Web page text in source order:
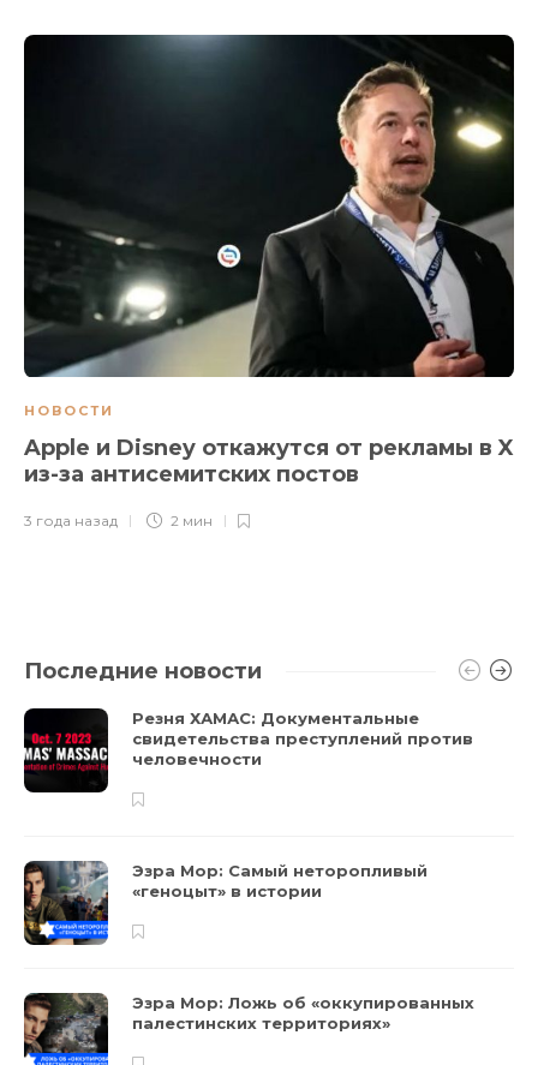
НОВОСТИ
Apple и Disney откажутся от рекламы в X
из-за антисемитских постов
3 года назад 2 мин
Последние новости
Резня ХАМАС: Документальные
свидетельства преступлений против
человечности
Эзра Мор: Самый неторопливый
«геноцыт» в истории
Эзра Мор: Ложь об «оккупированных
палестинских территориях»